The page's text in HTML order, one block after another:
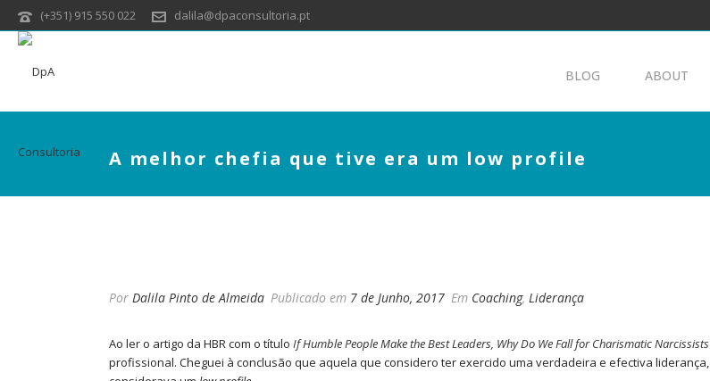
(+351) 915 550 022 dalila@dpaconsultoria.pt
BLOG ABOUT
A melhor chefia que tive era um low profile
Por Dalila Pinto de Almeida Publicado em 7 de Junho, 2017 Em Coaching, Liderança
Ao ler o artigo da HBR com o título If Humble People Make the Best Leaders, Why Do We Fall for Charismatic
profissional. Cheguei à conclusão que aquela que considero ter exercido uma verdadeira e efectiva